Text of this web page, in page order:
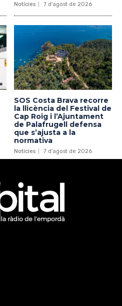
Notícies 7 d'agost de 2026
SOS Costa Brava recorre
la llicència del Festival de
Cap Roig i l’Ajuntament
de Palafrugell defensa
que s’ajusta a la
normativa
Notícies 7 d'agost de 2026